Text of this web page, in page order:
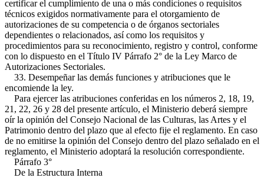
certificar el cumplimiento de una o más condiciones o requisitos
técnicos exigidos normativamente para el otorgamiento de
autorizaciones de su competencia o de órganos sectoriales
dependientes o relacionados, así como los requisitos y
procedimientos para su reconocimiento, registro y control, conforme
con lo dispuesto en el Título IV Párrafo 2° de la Ley Marco de
Autorizaciones Sectoriales.
33. Desempeñar las demás funciones y atribuciones que le
encomiende la ley.
Para ejercer las atribuciones conferidas en los números 2, 18, 19,
21, 22, 26 y 28 del presente artículo, el Ministerio deberá siempre
oír la opinión del Consejo Nacional de las Culturas, las Artes y el
Patrimonio dentro del plazo que al efecto fije el reglamento. En caso
de no emitirse la opinión del Consejo dentro del plazo señalado en el
reglamento, el Ministerio adoptará la resolución correspondiente.
Párrafo 3°
De la Estructura Interna